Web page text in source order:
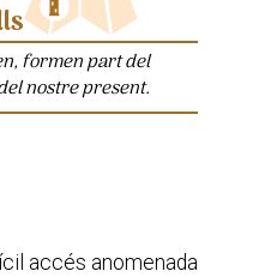
formen part del
nostre present.
accés anomenada